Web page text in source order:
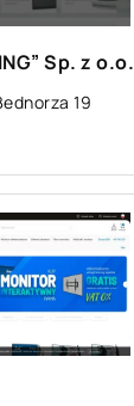
Sp. z o.o.
19